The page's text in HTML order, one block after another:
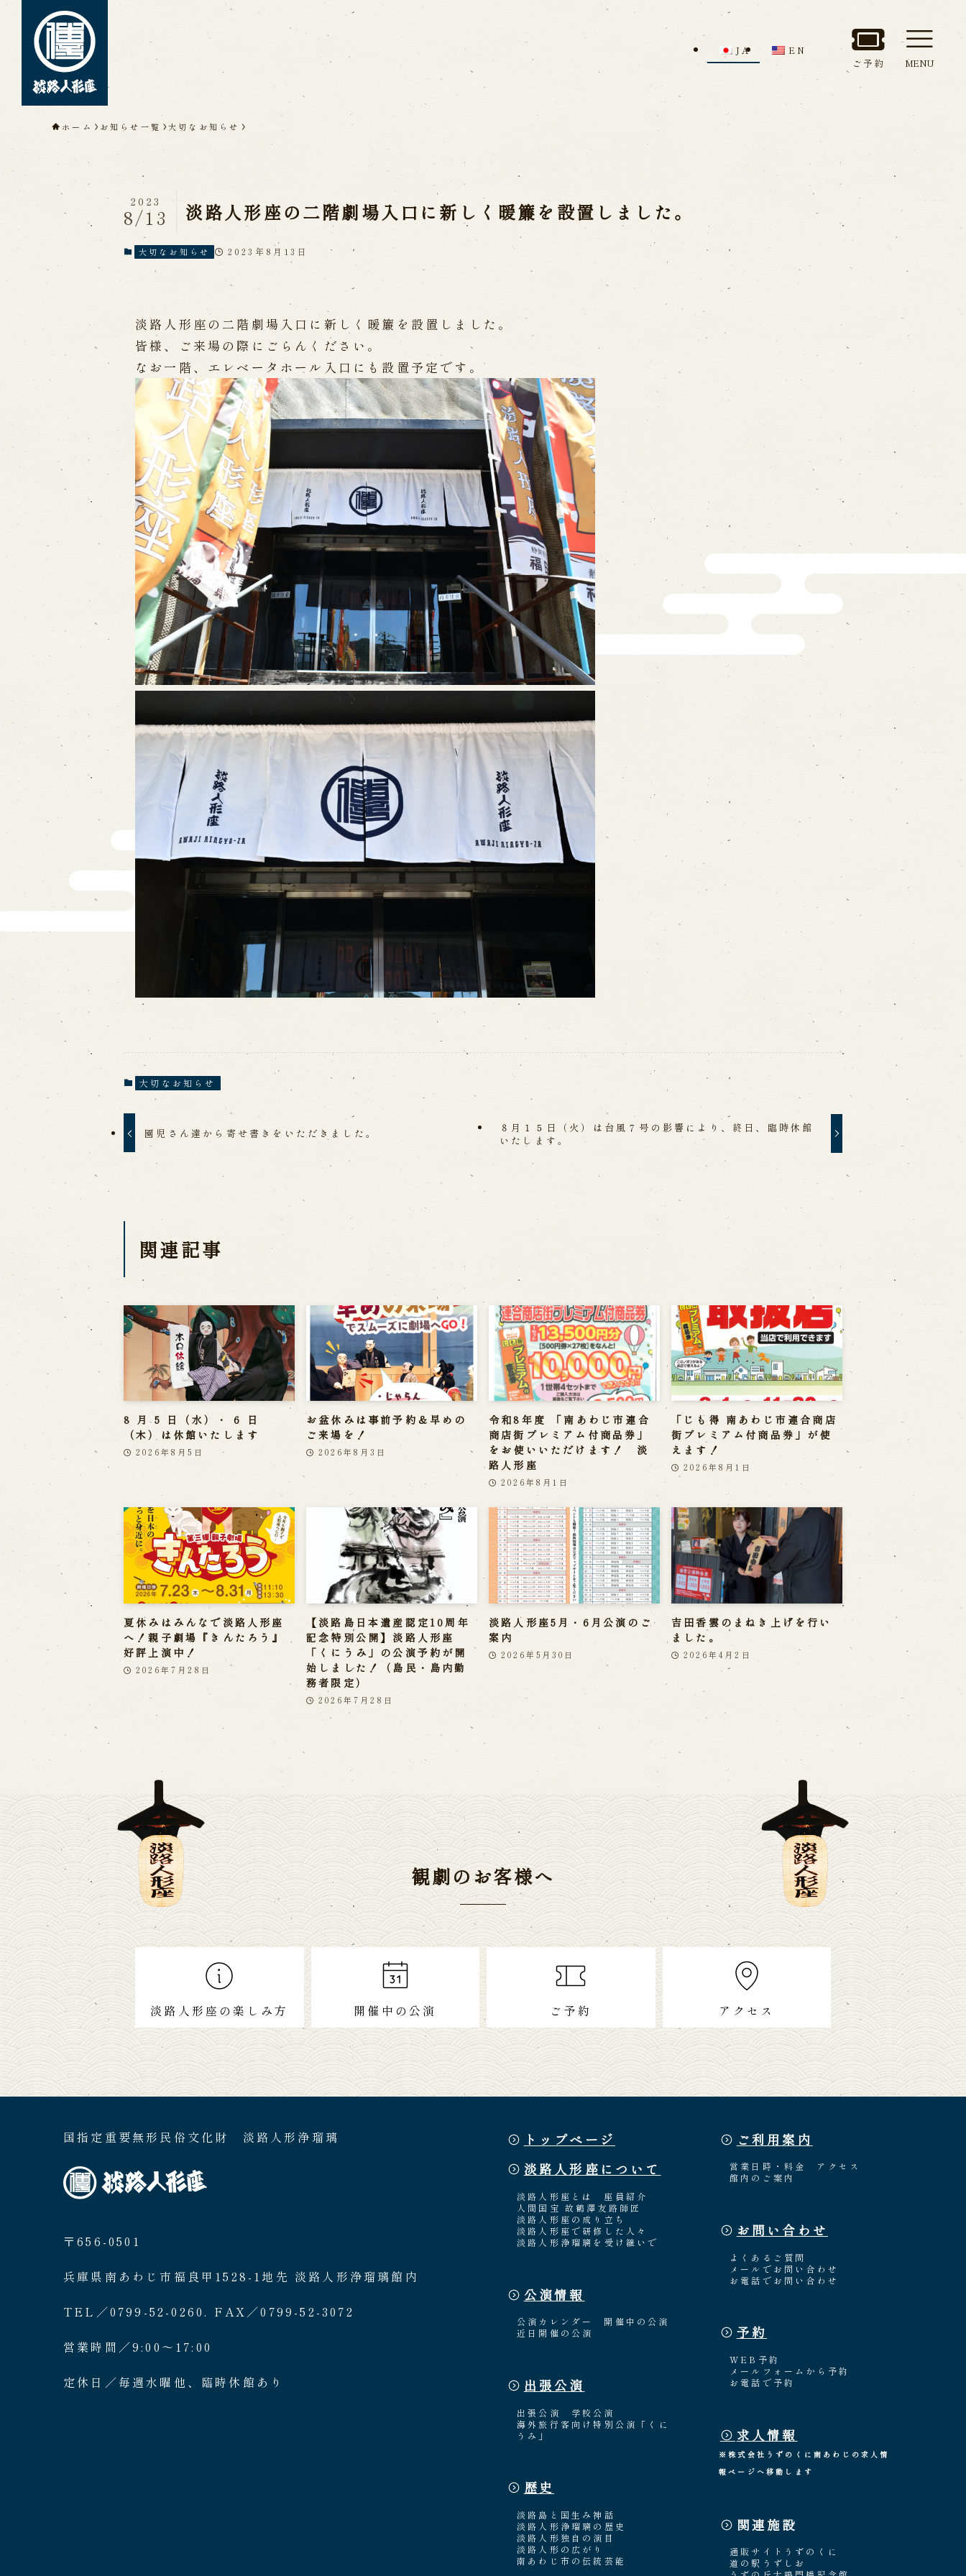
淡路人形座について
人間国宝 故鶴澤友路師匠
淡路人形浄瑠璃を受け継いで
公演情報
近日開催の公演
出張公演
出張公演 学校公演 海外旅行客向け特別公演「くにうみ」
歴史
淡路島と国生み神話
淡路人形浄瑠璃の歴史
淡路人形独自の演目
淡路人形の広がり
南あわじ市の伝統芸能
アクセス
よくあるご質問
メールでお問い合わせ
お電話でお問い合わせ
予約
WEB予約 メールフォームから予約
求人情報
※株式会社うずのくに南あわじの求人情報ページへ移動します
関連施設
通販サイトうずのくに
道の駅うずしお
うずの丘大鳴門橋記念館
JA EN
ご予約 MENU
ホーム お知らせ一覧 大切なお知らせ
淡路人形座の二階劇場入口に新しく暖簾を設置しました。
2023
8/13
大切なお知らせ 2023年8月13日
淡路人形座の二階劇場入口に新しく暖簾を設置しました。
皆様、ご来場の際にごらんください。
なお一階、エレベータホール入口にも設置予定です。
大切なお知らせ
園児さん達から寄せ書きをいただきました。
８月１５日（火）は台風７号の影響により、終日、臨時休館
いたします。
関連記事
8 月 5 日（水）・ 6 日
（木）は休館いたします
2026年8月5日
お盆休みは事前予約＆早めの
ご来場を！
2026年8月3日
令和8年度 「南あわじ市連合
商店街プレミアム付商品券」
をお使いいただけます！ 淡
路人形座
2026年8月1日
「じも得 南あわじ市連合商店
街プレミアム付商品券」が使
えます！
2026年8月1日
夏休みはみんなで淡路人形座
へ！親子劇場『きんたろう』
好評上演中！
2026年7月28日
【淡路島日本遺産認定10周年
記念特別公開】淡路人形座
「くにうみ」の公演予約が開
始しました！（島民・島内勤
務者限定）
2026年7月28日
淡路人形座5月・6月公演のご
案内
2026年5月30日
吉田香雲のまねき上げを行い
ました。
2026年4月2日
観劇のお客様へ
淡路人形座の楽しみ方 開催中の公演 ご予約 アクセス
国指定重要無形民俗文化財 淡路人形浄瑠璃
〒656-0501
兵庫県南あわじ市福良甲1528-1地先 淡路人形浄瑠璃館内
TEL／0799-52-0260. FAX／0799-52-3072
営業時間／9:00〜17:00
定休日／毎週水曜他、臨時休館あり
トップページ
淡路人形座について
淡路人形座とは
座員紹介
人間国宝 故鶴澤友路師匠
淡路人形座の成り立ち
淡路人形座で研修した人々
淡路人形浄瑠璃を受け継いで
公演情報
公演カレンダー
開催中の公演
近日開催の公演
出張公演
出張公演
学校公演
海外旅行客向け特別公演「くに
うみ」
歴史
淡路島と国生み神話
淡路人形浄瑠璃の歴史
淡路人形独自の演目
淡路人形の広がり
南あわじ市の伝統芸能
ご利用案内
営業日時・料金
アクセス
館内のご案内
お問い合わせ
よくあるご質問
メールでお問い合わせ
お電話でお問い合わせ
予約
WEB予約
メールフォームから予約
お電話で予約
求人情報
※株式会社うずのくに南あわじの求人情
報ページへ移動します
関連施設
通販サイトうずのくに
道の駅うずしお